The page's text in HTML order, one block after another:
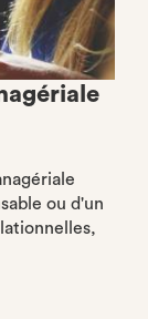
ou d'un